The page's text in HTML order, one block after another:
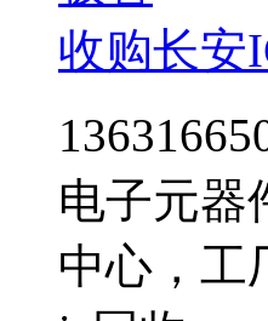
收购长安
电子元器
中心，工